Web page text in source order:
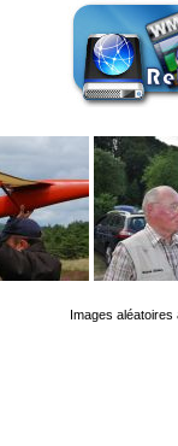
Images aléatoires